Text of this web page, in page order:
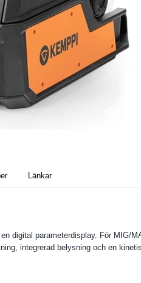
Länkar
digital parameterdisplay. För MIG/
integrerad belysning och en